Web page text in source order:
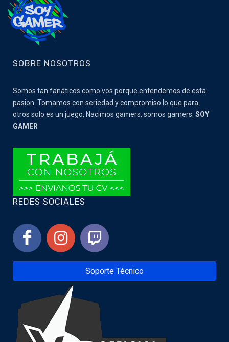
SOBRE NOSOTROS
Somos tan fanáticos como vos porque entendemos de esta
pasion. Tomamos con seriedad y compromiso lo que para
otros solo es un juego, Nacimos gamers, somos gamers. SOY
GAMER
REDES SOCIALES
Soporte Técnico